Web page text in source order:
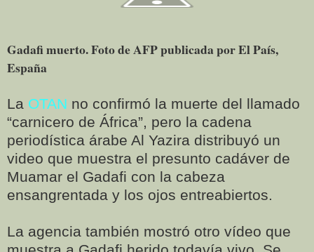
Gadafi muerto. Foto de AFP publicada por El País,
España
La OTAN no confirmó la muerte del llamado
“carnicero de África”, pero la cadena
periodística árabe Al Yazira distribuyó un
video que muestra el presunto cadáver de
Muamar el Gadafi con la cabeza
ensangrentada y los ojos entreabiertos.
La agencia también mostró otro vídeo que